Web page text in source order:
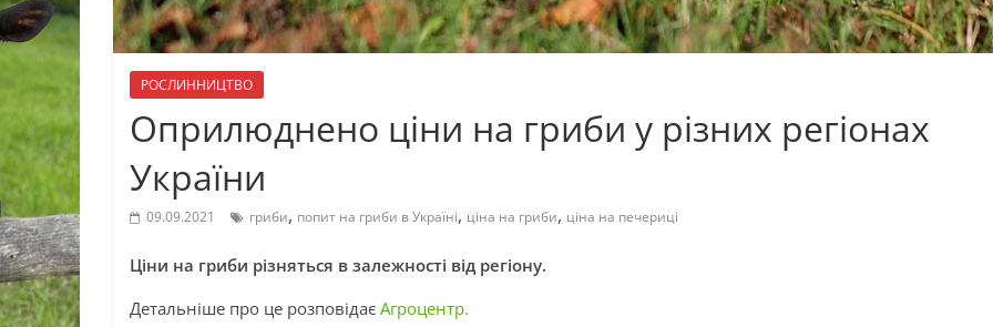
РОСЛИННИЦТВО
Оприлюднено ціни на гриби у різних регіонах
України
09.09.2021 гриби, попит на гриби в Україні, ціна на гриби, ціна на печериці
Ціни на гриби різняться в залежності від регіону.
Детальніше про це розповідає Агроцентр.